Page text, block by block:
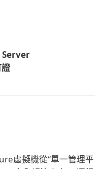
虛擬機從“單一管理平